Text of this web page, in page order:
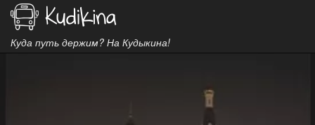
Куда путь держим? На Кудыкина!